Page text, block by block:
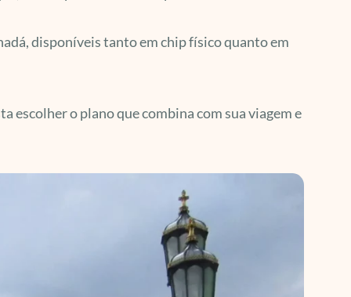
disponíveis tanto em chip físico quanto em
escolher o plano que combina com sua viagem e